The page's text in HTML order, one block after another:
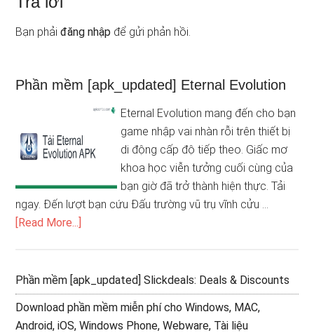
Bạn phảiđăng nhập để gửi phản hồi.
Phần mềm [apk_updated] Eternal Evolution
Eternal Evolution mang đến cho bạn
game nhập vai nhàn rỗi trên thiết bị
di động cấp độ tiếp theo. Giấc mơ
khoa học viễn tưởng cuối cùng của
bạn giờ đã trở thành hiện thực. Tải
ngay. Đến lượt bạn cứu Đấu trường vũ trụ vĩnh cửu …
[Read More...]
Phần mềm [apk_updated] Slickdeals: Deals & Discounts
Download phần mềm miễn phí cho Windows, MAC,
Android, iOS, Windows Phone, Webware, Tài liệu